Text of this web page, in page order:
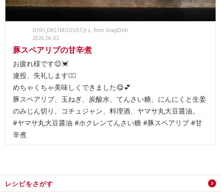
DISH_D851MOGU57さん from SnapDish
2026.06.02
豚スペアリブの甘辛煮
お疲れ様です😌💓
連投、失礼します🙇‍♀️
めちゃくちゃ美味しくできました😋💕
豚スペアリブ、玉ねぎ、炭酸水、てんさい糖、にんにくと生姜
のみじん切り、コチュジャン、料理酒、ヤマサ丸大豆醤油。
#ヤマサ丸大豆醤油 #ホクレンてんさい糖 #豚スペアリブ #甘
辛煮
レシピをさがす